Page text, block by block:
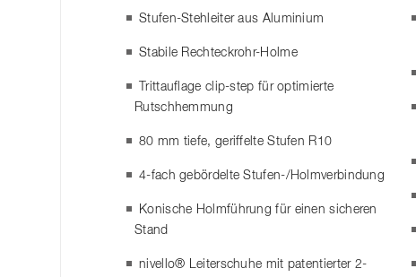
Stufen-Stehleiter aus Aluminium
Stabile Rechteckrohr-Holme
Trittauflage clip-step für optimierte
Rutschhemmung
80 mm tiefe, geriffelte Stufen R10
4-fach gebördelte Stufen-/Holmverbindung
Konische Holmführung für einen sicheren
Stand
nivello® Leiterschuhe mit patentierter 2-